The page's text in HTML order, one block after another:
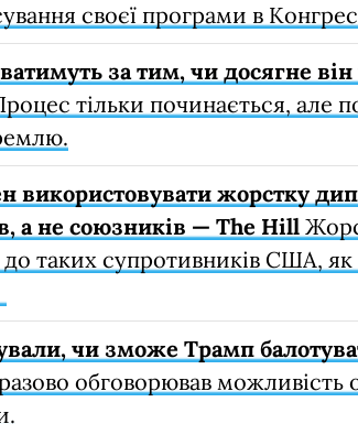
своєї програми в
за тим, чи досягне він
тільки починається,
використовувати жорстку
а не союзників — The Hill
до таких супротивників США, як
чи зможе Трамп
обговорював можливість